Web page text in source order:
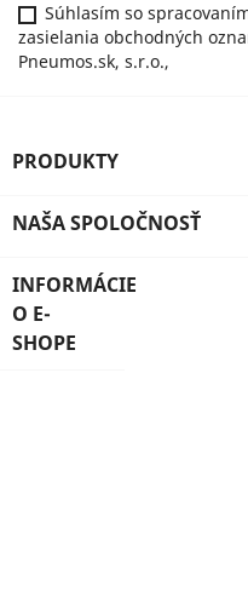
Súhlasím so
zasielania obchodných
Pneumos.sk, s.r.o.,
PRODUKTY
NAŠA SPOLOČNOSŤ
INFORMÁCIE
O E-
SHOPE